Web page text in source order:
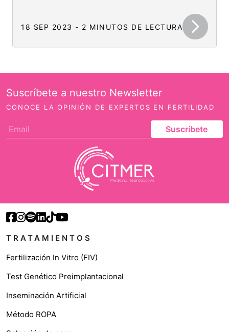
18 SEP 2023 - 2 MINUTOS DE LECTURA
Suscríbete a nuestro Newsletter
CONOCE LA OPINIÓN DE EXPERTOS EN FERTILIDAD
Suscríbete
TRATAMIENTOS
Fertilización In Vitro (FIV)
Test Genético Preimplantacional
Inseminación Artificial
Método ROPA